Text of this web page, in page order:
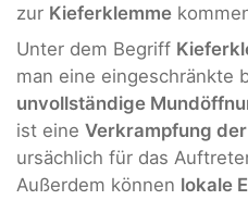
zur Kieferklemme
Unter dem Begriff
man eine eingeschränkte
unvollständige
ist eine Verkrampfung
ursächlich für das
Außerdem können lokale